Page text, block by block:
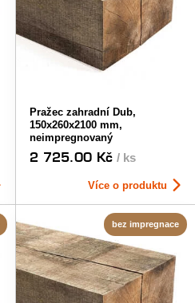
Pražec zahradní Dub,
150x260x2100 mm,
neimpregnovaný
2 725.00 Kč/ ks
Více o produktu
bez impregnace